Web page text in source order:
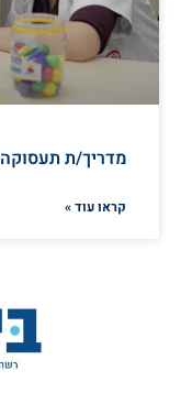
מדריך/ת תעסוקה
קראו עוד »